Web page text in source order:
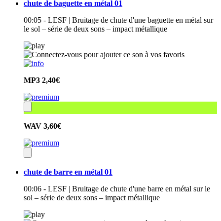
chute de baguette en métal 01
00:05 - LESF | Bruitage de chute d'une baguette en métal sur
le sol – série de deux sons – impact métallique
MP3 2,40€
WAV 3,60€
chute de barre en métal 01
00:06 - LESF | Bruitage de chute d'une barre en métal sur le
sol – série de deux sons – impact métallique